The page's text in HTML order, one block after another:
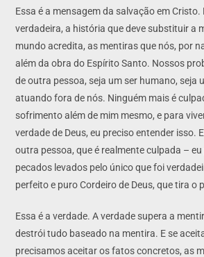
Essa é a mensagem da salvação em Cristo.
verdadeira, a história que deve substituir a
mundo acredita, as mentiras que nós, por
além da obra do Espírito Santo. Nossos
de outra pessoa, seja um ser humano, seja
atuando fora de nós. Ninguém mais é
sofrimento além de mim mesmo, e para
verdade de Deus, eu preciso entender isso.
outra pessoa, que é realmente culpada –
pecados levados pelo único que foi
perfeito e puro Cordeiro de Deus, que tira o
Essa é a verdade. A verdade supera a
destrói tudo baseado na mentira. E se
precisamos aceitar os fatos concretos, as